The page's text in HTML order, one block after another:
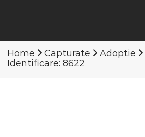
Home Capturate Adoptie
Identificare: 8622